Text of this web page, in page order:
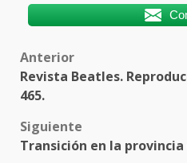
Post
navigation
Anterior
Revista Beatles.
465.
Siguiente
Transición en la provincia